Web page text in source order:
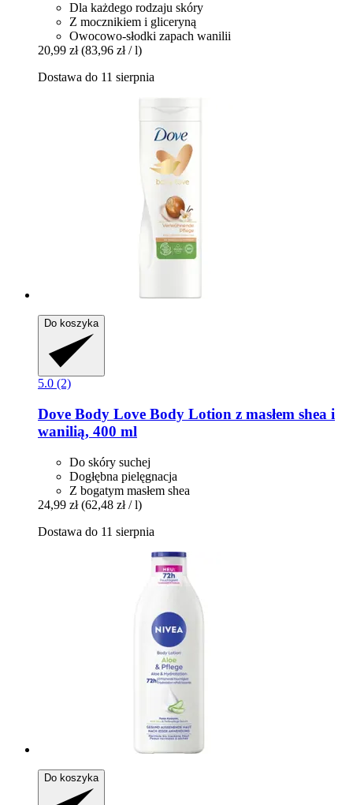
Dla każdego rodzaju skóry
Z mocznikiem i gliceryną
Owocowo-słodki zapach wanilii
20,99 zł (83,96 zł / l)
Dostawa do 11 sierpnia
Do koszyka
5.0 (2)
Dove Body Love Body Lotion z masłem shea i
wanilią, 400 ml
Do skóry suchej
Dogłębna pielęgnacja
Z bogatym masłem shea
24,99 zł (62,48 zł / l)
Dostawa do 11 sierpnia
Do koszyka